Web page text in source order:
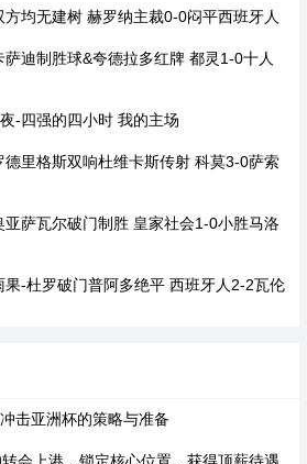
均无建树 赫罗纳主裁0-0闷平西班牙人
迪制胜球&夸德拉多红牌 都灵1-0十人
-四强的四小时 我的主场
里格斯双响杜维卡斯传射 科莫3-0萨索
萨瓦尔破门制胜 皇家社会1-0小胜马洛
-杜罗破门普阿多绝平 西班牙人2-2瓦伦
击亚洲杯的策略与准备
会上港，锁定核心位置，获得顶薪待遇